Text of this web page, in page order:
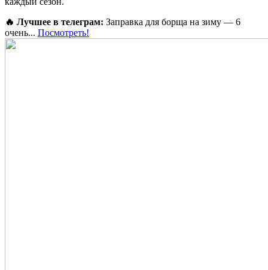
🔥 Лучшее в телеграм: Заправка для борща на зиму — 6
очень... Посмотреть!